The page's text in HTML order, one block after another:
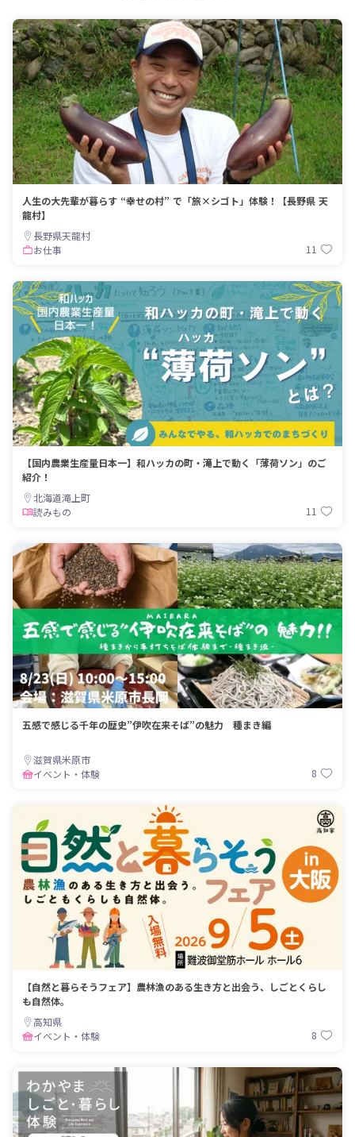
人生の大先輩が暮らす “幸せの村” で「旅×シゴト」体験！【長野県 天
龍村】
長野県天龍村
お仕事
11
【国内農業生産量日本一】和ハッカの町・滝上で動く「薄荷ソン」のご
紹介！
北海道滝上町
読みもの
11
五感で感じる千年の歴史”伊吹在来そば”の魅力 種まき編
滋賀県米原市
イベント・体験
8
【自然と暮らそうフェア】農林漁のある生き方と出会う、しごとくらし
も自然体。
高知県
イベント・体験
8